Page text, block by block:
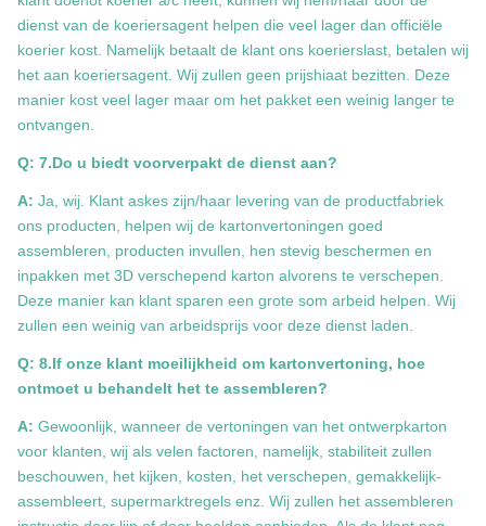
dienst van de koeriersagent helpen die veel lager dan officiële
koerier kost. Namelijk betaalt de klant ons koerierslast, betalen wij
het aan koeriersagent. Wij zullen geen prijshiaat bezitten. Deze
manier kost veel lager maar om het pakket een weinig langer te
ontvangen.
Q: 7.Do u biedt voorverpakt de dienst aan?
A: Ja, wij. Klant askes zijn/haar levering van de productfabriek
ons producten, helpen wij de kartonvertoningen goed
assembleren, producten invullen, hen stevig beschermen en
inpakken met 3D verschepend karton alvorens te verschepen.
Deze manier kan klant sparen een grote som arbeid helpen. Wij
zullen een weinig van arbeidsprijs voor deze dienst laden.
Q: 8.If onze klant moeilijkheid om kartonvertoning, hoe
ontmoet u behandelt het te assembleren?
A: Gewoonlijk, wanneer de vertoningen van het ontwerpkarton
voor klanten, wij als velen factoren, namelijk, stabiliteit zullen
beschouwen, het kijken, kosten, het verschepen, gemakkelijk-
assembleert, supermarktregels enz. Wij zullen het assembleren